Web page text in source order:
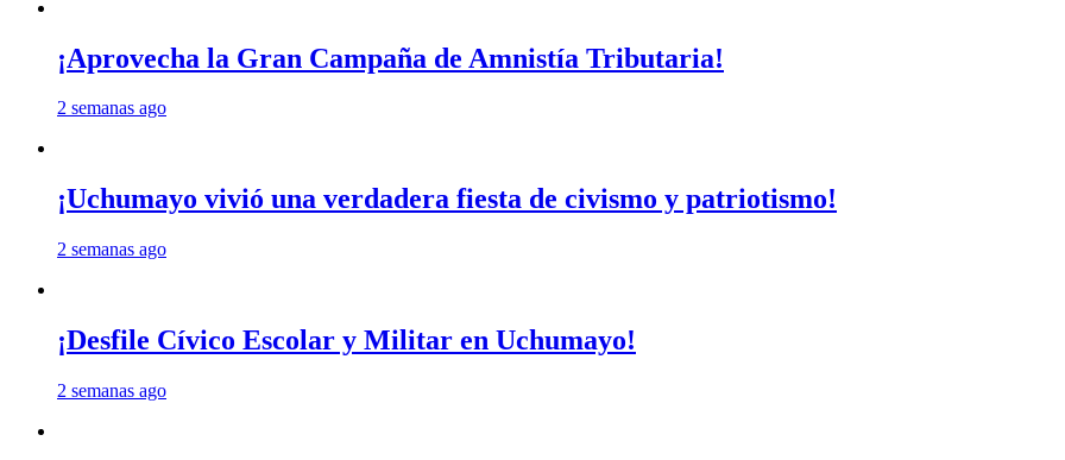
¡Aprovecha la Gran Campaña de Amnistía Tributaria!
2 semanas ago
¡Uchumayo vivió una verdadera fiesta de civismo y patriotismo!
2 semanas ago
¡Desfile Cívico Escolar y Militar en Uchumayo!
2 semanas ago